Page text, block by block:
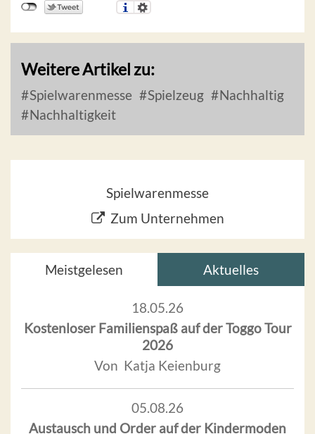
Weitere Artikel zu:
Spielwarenmesse Spielzeug
Nachhaltig
Nachhaltigkeit
Spielwarenmesse
Zum Unternehmen
Meistgelesen Aktuelles
18.05.26
Kostenloser Familienspaß auf der Toggo Tour
2026
Von Katja Keienburg
05.08.26
Austausch und Order auf der Kindermoden